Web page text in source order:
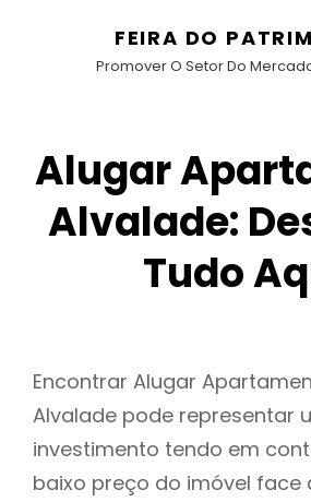
FEIRA DO
Promover O Setor Do
Alugar
Alvalade:
Tudo
Encontrar Alugar
Alvalade pode representar
investimento tendo em
baixo preço do imóvel face